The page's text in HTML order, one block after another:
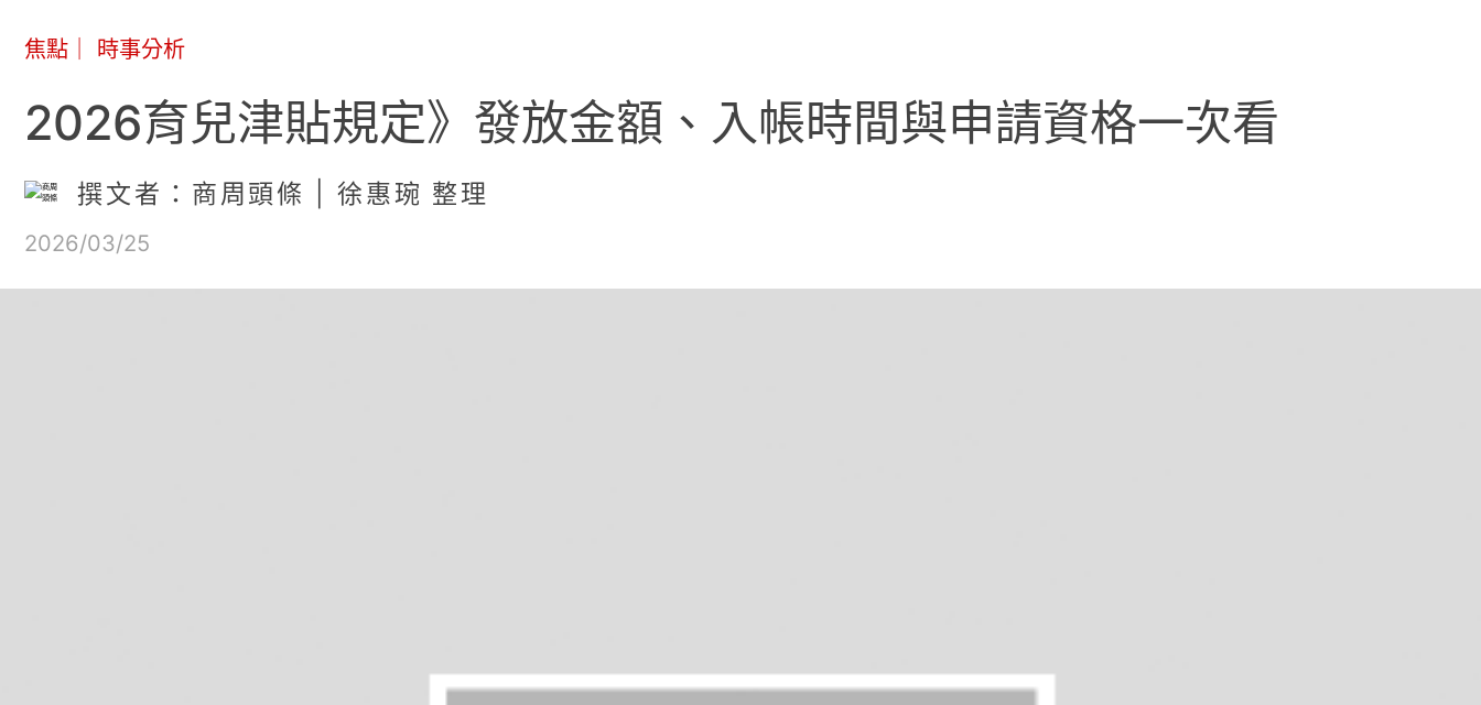
焦點｜ 時事分析
2026育兒津貼規定》發放金額、入帳時間與申請資格一次看
撰文者：商周頭條 | 徐惠琬 整理
2026/03/25